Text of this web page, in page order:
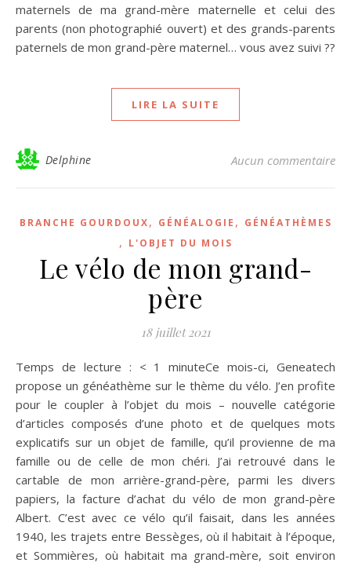
maternels de ma grand-mère maternelle et celui des
parents (non photographié ouvert) et des grands-parents
paternels de mon grand-père maternel… vous avez suivi ??
LIRE LA SUITE
Delphine Aucun commentaire
BRANCHE GOURDOUX, GÉNÉALOGIE , GÉNÉATHÈMES
, L'OBJET DU MOIS
Le vélo de mon grand-
père
18 juillet 2021
Temps de lecture : < 1 minuteCe mois-ci, Geneatech
propose un généathème sur le thème du vélo. J’en profite
pour le coupler à l’objet du mois – nouvelle catégorie
d’articles composés d’une photo et de quelques mots
explicatifs sur un objet de famille, qu’il provienne de ma
famille ou de celle de mon chéri. J’ai retrouvé dans le
cartable de mon arrière-grand-père, parmi les divers
papiers, la facture d’achat du vélo de mon grand-père
Albert. C’est avec ce vélo qu’il faisait, dans les années
1940, les trajets entre Bessèges, où il habitait à l’époque,
et Sommières, où habitait ma grand-mère, soit environ